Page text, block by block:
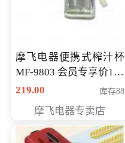
摩飞电器便携式榨汁杯
MF-9803 会员专享价138
元
219.00 库存88
摩飞电器专卖店